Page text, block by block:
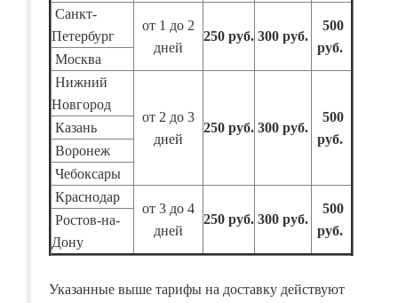
Санкт-
Петербург
от 1 до 2
дней
250 руб. 300 руб.
500
руб.
Москва
Нижний
Новгород
от 2 до 3
дней
250 руб. 300 руб.
500
руб.
Казань
Воронеж
Чебоксары
Краснодар
от 3 до 4
дней
250 руб. 300 руб.
500
руб.
Ростов-на-
Дону
Указанные выше тарифы на доставку действуют